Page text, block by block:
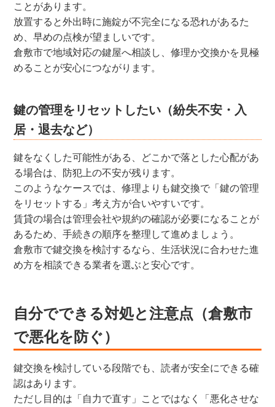
ことがあります。
放置すると外出時に施錠が不完全になる恐れがあるた
め、早めの点検が望ましいです。
倉敷市で地域対応の鍵屋へ相談し、修理か交換かを見極
めることが安心につながります。
鍵の管理をリセットしたい（紛失不安・入
居・退去など）
鍵をなくした可能性がある、どこかで落とした心配があ
る場合は、防犯上の不安が残ります。
このようなケースでは、修理よりも鍵交換で「鍵の管理
をリセットする」考え方が合いやすいです。
賃貸の場合は管理会社や規約の確認が必要になることが
あるため、手続きの順序を整理して進めましょう。
倉敷市で鍵交換を検討するなら、生活状況に合わせた進
め方を相談できる業者を選ぶと安心です。
自分でできる対処と注意点（倉敷市
で悪化を防ぐ）
鍵交換を検討している段階でも、読者が安全にできる確
認はあります。
ただし目的は「自力で直す」ことではなく「悪化させな